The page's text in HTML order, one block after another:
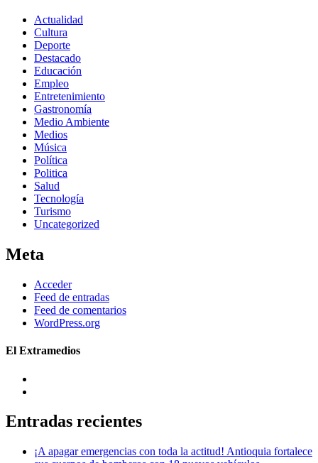
Actualidad
Cultura
Deporte
Destacado
Educación
Empleo
Entretenimiento
Gastronomía
Medio Ambiente
Medios
Música
Política
Politica
Salud
Tecnología
Turismo
Uncategorized
Meta
Acceder
Feed de entradas
Feed de comentarios
WordPress.org
El Extramedios
Entradas recientes
¡A apagar emergencias con toda la actitud! Antioquia fortalece